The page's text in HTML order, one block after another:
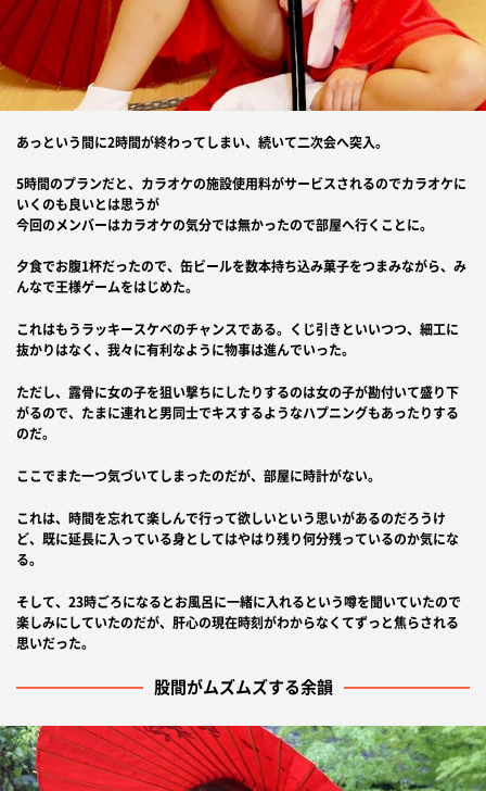
あっという間に2時間が終わってしまい、続いて二次会へ突入。
5時間のプランだと、カラオケの施設使用料がサービスされるのでカラオケに
いくのも良いとは思うが
今回のメンバーはカラオケの気分では無かったので部屋へ行くことに。
夕食でお腹1杯だったので、缶ビールを数本持ち込み菓子をつまみながら、み
んなで王様ゲームをはじめた。
これはもうラッキースケベのチャンスである。くじ引きといいつつ、細工に
抜かりはなく、我々に有利なように物事は進んでいった。
ただし、露骨に女の子を狙い撃ちにしたりするのは女の子が勘付いて盛り下
がるので、たまに連れと男同士でキスするようなハプニングもあったりする
のだ。
ここでまた一つ気づいてしまったのだが、部屋に時計がない。
これは、時間を忘れて楽しんで行って欲しいという思いがあるのだろうけ
ど、既に延長に入っている身としてはやはり残り何分残っているのか気にな
る。
そして、23時ごろになるとお風呂に一緒に入れるという噂を聞いていたので
楽しみにしていたのだが、肝心の現在時刻がわからなくてずっと焦らされる
思いだった。
股間がムズムズする余韻